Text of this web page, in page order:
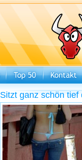
Sitzt ganz schön tief